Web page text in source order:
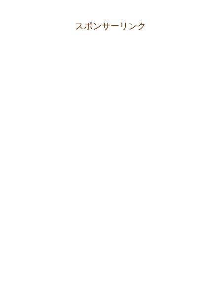
スポンサーリンク